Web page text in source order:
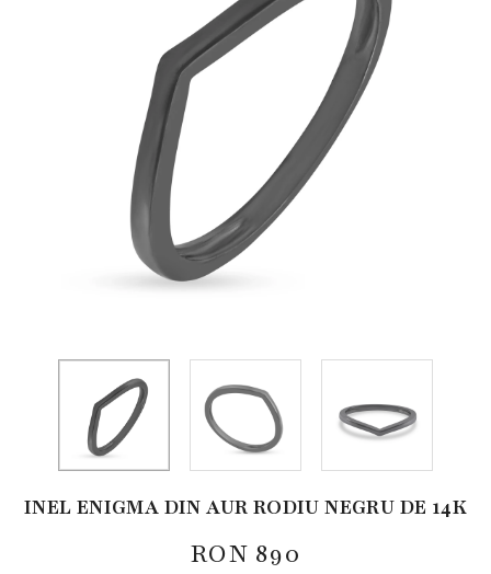
INEL ENIGMA DIN AUR RODIU NEGRU DE 14K
RON 890